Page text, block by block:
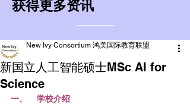
获得更多资讯
新国立人工智能硕士MSc AI for
Science
New Ivy Consortium 鸿美国际教育联盟
一、    学校介绍